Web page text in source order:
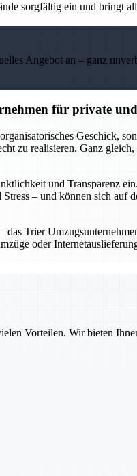
sorgfältig ein und bringt
Angebot an – ganz
für private
Geschick,
zu realisieren. Ganz
und Transparenz
– und können sich auf
Trier
oder
Vorteilen. Wir bieten